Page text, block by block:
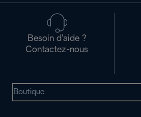
Besoin d'aide ?
Contactez-nous
Boutique